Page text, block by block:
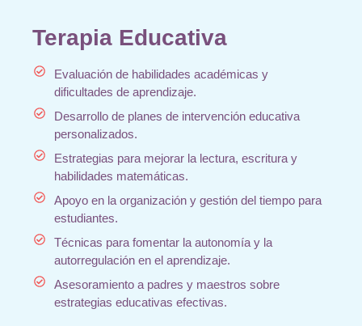
Terapia Educativa
Evaluación de habilidades académicas y
dificultades de aprendizaje.
Desarrollo de planes de intervención educativa
personalizados.
Estrategias para mejorar la lectura, escritura y
habilidades matemáticas.
Apoyo en la organización y gestión del tiempo para
estudiantes.
Técnicas para fomentar la autonomía y la
autorregulación en el aprendizaje.
Asesoramiento a padres y maestros sobre
estrategias educativas efectivas.